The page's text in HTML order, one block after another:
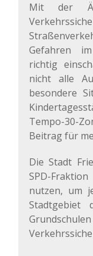
Mit der
Gefahren
richtig
nicht alle
besondere
Tempo-30-
Beitrag für
Die Stadt
SPD-
nutzen, um
Stadtgebiet